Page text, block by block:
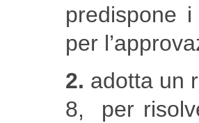
predispone
per
2. adotta un
8, per